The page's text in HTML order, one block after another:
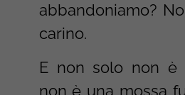
abbandoniamo?
carino.
E non solo non è
non è una mossa